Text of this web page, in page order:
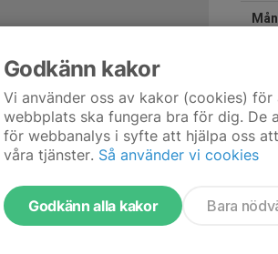
Hela
Godkänn kakor
Vi använder oss av kakor (cookies)
webbplats ska fungera bra för dig. De
för webbanalys i syfte att hjälpa oss
våra tjänster. Så använder vi cookies
Godkänn alla kakor Bara